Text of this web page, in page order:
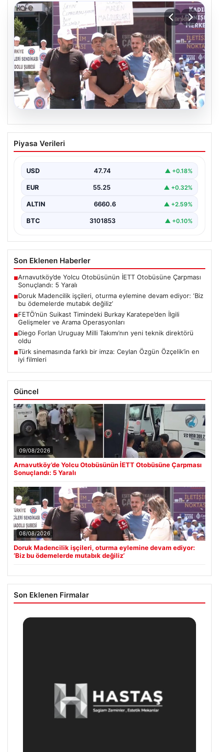
08.08.2026
Doruk Madencilik işçileri, oturma
eylemine devam ediyor: ‘Biz bu
{"title": "Doruk Madencilik İşçileri Oturma Eylemine
"Eskişehir’de faaliyet…
Piyasa Verileri
USD 47.74 ▲ +0.18%
EUR 55.25 ▲ +0.32%
ALTIN 6660.6 ▲ +2.59%
BTC 3101853 ▲ +0.10%
Son Eklenen Haberler
■Arnavutköy’de Yolcu Otobüsünün İETT Otobüsüne Çarpması
Sonuçlandı: 5 Yaralı
■Doruk Madencilik işçileri, oturma eylemine devam ediyor: ‘Biz
bu ödemelerde mutabık değiliz’
■FETÖ’nün Suikast Timindeki Burkay Karatepe’den İlgili
Gelişmeler ve Arama Operasyonları
■Diego Forlan Uruguay Milli Takımı’nın yeni teknik direktörü
oldu
■Türk sinemasında farklı bir imza: Ceylan Özgün Özçelik’in en
iyi filmleri
Güncel
09/08/2026
Arnavutköy’de Yolcu Otobüsünün İETT Otobüsüne Çarpması
Sonuçlandı: 5 Yaralı
08/08/2026
Doruk Madencilik işçileri, oturma eylemine devam ediyor:
‘Biz bu ödemelerde mutabık değiliz’
Son Eklenen Firmalar